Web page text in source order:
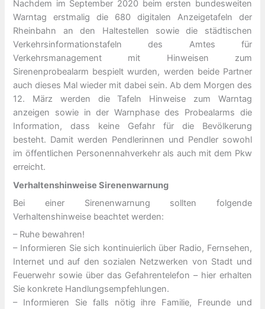
Nachdem im September 2020 beim ersten bundesweiten
Warntag erstmalig die 680 digitalen Anzeigetafeln der
Rheinbahn an den Haltestellen sowie die städtischen
Verkehrsinformationstafeln des Amtes für
Verkehrsmanagement mit Hinweisen zum
Sirenenprobealarm bespielt wurden, werden beide Partner
auch dieses Mal wieder mit dabei sein. Ab dem Morgen des
12. März werden die Tafeln Hinweise zum Warntag
anzeigen sowie in der Warnphase des Probealarms die
Information, dass keine Gefahr für die Bevölkerung
besteht. Damit werden Pendlerinnen und Pendler sowohl
im öffentlichen Personennahverkehr als auch mit dem Pkw
erreicht.
Verhaltenshinweise Sirenenwarnung
Bei einer Sirenenwarnung sollten folgende
Verhaltenshinweise beachtet werden:
– Ruhe bewahren!
– Informieren Sie sich kontinuierlich über Radio, Fernsehen,
Internet und auf den sozialen Netzwerken von Stadt und
Feuerwehr sowie über das Gefahrentelefon – hier erhalten
Sie konkrete Handlungsempfehlungen.
– Informieren Sie falls nötig ihre Familie, Freunde und